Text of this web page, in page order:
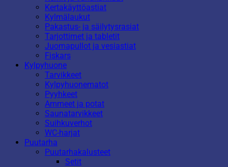
Kertakäyttöastiat
Kylmälaukut
Pakastus- ja säilytysrasiat
Tarjottimet ja tabletit
Juomapullot ja vesiastiat
Fiskars
Kylpyhuone
Tarvikkeet
Kylpyhuonematot
Pyyhkeet
Ammeet ja potat
Saunatarvikkeet
Suihkuverhot
WC-harjat
Puutarha
Puutarhakalusteet
Setit